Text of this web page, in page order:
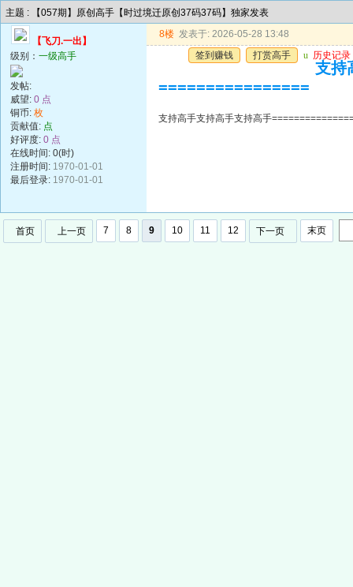
主题 : 【057期】原创高手【时过境迁原创37码37码】独家发表
【飞刀.一出】
级别： 一级高手
发帖:
威望: 0 点
铜币: 枚
贡献值: 点
好评度: 0 点
在线时间: 0(时)
注册时间: 1970-01-01
最后登录: 1970-01-01
8楼 发表于: 2026-05-28 13:48
签到赚钱
打赏高手 u 历史记录
支持
================
支持高手支持高手支持高手
首页 上一页 7 8 9 10 11 12 下一页 末页